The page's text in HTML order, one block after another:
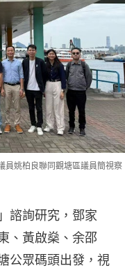
員姚柏良聯同觀塘區議員簡視察
諮詢研究，鄧家
、黃啟燊、余邵
公眾碼頭出發，視